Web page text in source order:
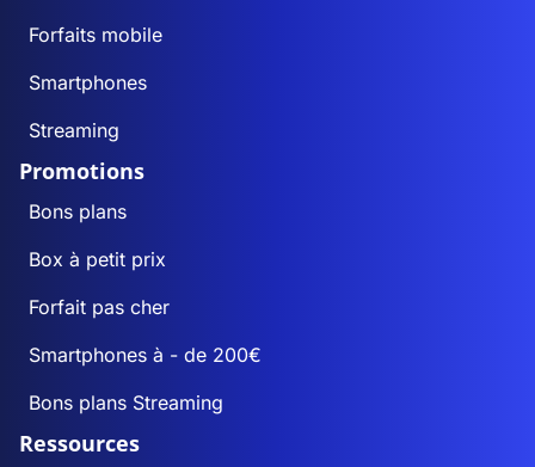
Forfaits mobile
Smartphones
Streaming
Promotions
Bons plans
Box à petit prix
Forfait pas cher
Smartphones à - de 200€
Bons plans Streaming
Ressources